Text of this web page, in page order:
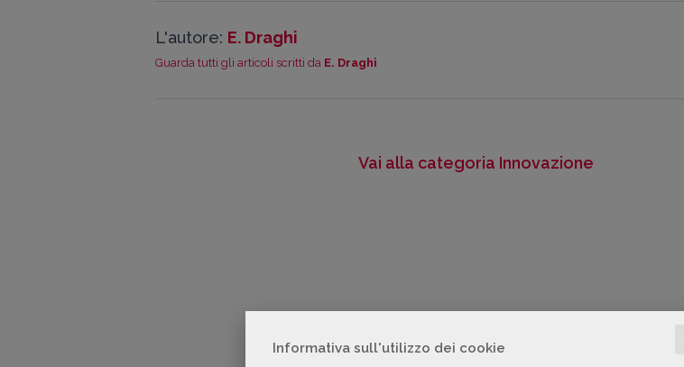
Informativa sull'utilizzo dei cookie
L'autore: E. Draghi
Guarda tutti gli articoli scritti da E. Draghi
Vai alla categoria Innovazione